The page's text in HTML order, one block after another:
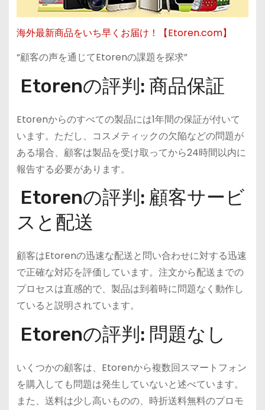
海外最新商品をいち早くお届け！【Etoren.com】
“顧客の声を通じてEtorenの課題を探求”
Etorenの評判: 商品保証
Etorenからのすべての製品には1年間の保証が付いて
います。ただし、コスメティックの欠陥などの問題が
ある場合、顧客は製品を受け取ってから24時間以内に
報告する必要があります​。
Etorenの評判: 顧客サービ
スと配送
顧客はEtorenの迅速な配送と問い合わせに対する迅速
で正確な対応を評価しています。注文から配送までの
プロセスは直感的で、製品は到着時に問題なく動作し
ていると説明されています​。
Etorenの評判: 問題なし
いくつかの顧客は、Etorenから複数回スマートフォン
を購入しても問題は発生していないと述べています。
また、送料は少し高いものの、時折送料無料のプロモ